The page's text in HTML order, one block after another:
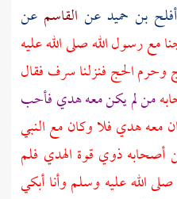
أفلح بن حميدعن القاسم عن
مع رسول الله صلى الله عليه
الحج فنزلناسرففقال
من لم يكن معه هدي فأحب
معه هدي فلا وكان مع النبي
أصحابه ذوي قوة الهدي فلم
الله عليه وسلم وأنا أبكي